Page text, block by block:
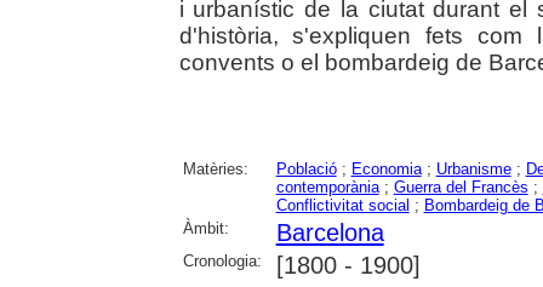
i urbanístic de la ciutat durant el
d'història, s'expliquen fets
convents o el bombardeig de
Matèries: Població; Economia; Urbanisme;
contemporània; Guerra del Francès ;
Conflictivitat social ; Bombardeig de
Àmbit:
Barcelona
Cronologia: [1800 - 1900]